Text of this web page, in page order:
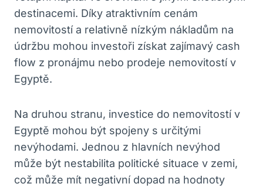
destinacemi. Díky atraktivním ‍cenám
nemovitostí a relativně nízkým nákladům na
údržbu mohou investoři získat zajímavý cash
flow ⁢z pronájmu nebo ‍prodeje nemovitostí ⁤v⁣
Egyptě.
Na druhou stranu, investice‍ do nemovitostí v
Egyptě mohou ⁣být ⁣spojeny‌ s určitými
nevýhodami. Jednou z hlavních nevýhod
může‍ být nestabilita politické situace v zemi,
což může⁢ mít negativní dopad na hodnoty